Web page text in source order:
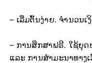
– ເລີ່ມຕົ້ນງ່າຍ. ຈຳນວນ
– ການສຶກສາຟຣີ. ໃຊ້ຍຸດ
ແລະ ການສຳມະນາທາງເ